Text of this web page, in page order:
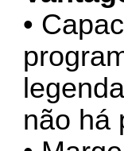
•
não há